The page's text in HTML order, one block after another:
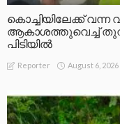
കൊച്ചിയിലേക്ക്
ആകാശത്തുവെച്ച്
പിടിയിൽ
Reporter August 6, 2026